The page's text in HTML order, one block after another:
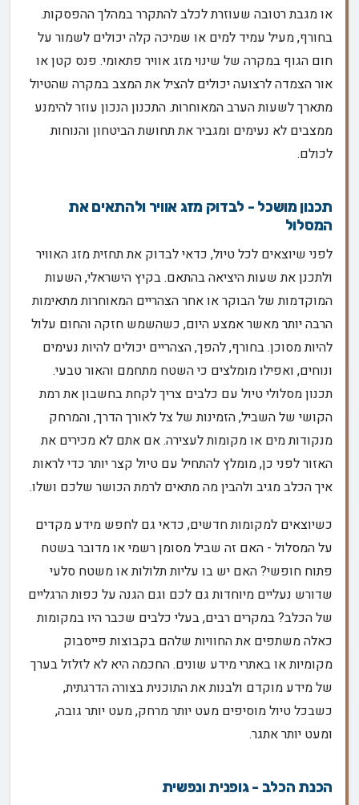
או מגבת רטובה שעוזרת לכלב להתקרר במהלך ההפסקות.
בחורף, מעיל עמיד למים או שמיכה קלה יכולים לשמור על
חום הגוף במקרה של שינוי מזג אוויר פתאומי. פנס קטן או
אור הצמדה לרצועה יכולים להציל את המצב במקרה שהטיול
מתארך לשעות הערב המאוחרות. התכנון הנכון עוזר להימנע
ממצבים לא נעימים ומגביר את תחושת הביטחון והנוחות
לכולם.
תכנון מושכל - לבדוק מזג אוויר ולהתאים את
המסלול
לפני שיוצאים לכל טיול, כדאי לבדוק את תחזית מזג האוויר
ולתכנן את שעות היציאה בהתאם. בקיץ הישראלי, השעות
המוקדמות של הבוקר או אחר הצהריים המאוחרות מתאימות
הרבה יותר מאשר אמצע היום, כשהשמש חזקה והחום עלול
להיות מסוכן. בחורף, להפך, הצהריים יכולים להיות נעימים
ונוחים, ואפילו מומלצים כי השטח מתחמם והאור טבעי.
תכנון מסלולי טיול עם כלבים צריך לקחת בחשבון את רמת
הקושי של השביל, הזמינות של צל לאורך הדרך, והמרחק
מנקודות מים או מקומות לעצירה. אם אתם לא מכירים את
האזור לפני כן, מומלץ להתחיל עם טיול קצר יותר כדי לראות
איך הכלב מגיב ולהבין מה מתאים לרמת הכושר שלכם ושלו.
כשיוצאים למקומות חדשים, כדאי גם לחפש מידע מקדים
על המסלול - האם זה שביל מסומן רשמי או מדובר בשטח
פתוח חופשי? האם יש בו עליות תלולות או משטח סלעי
שדורש נעליים מיוחדות גם לכם וגם הגנה על כפות הרגליים
של הכלב? במקרים רבים, בעלי כלבים שכבר היו במקומות
כאלה משתפים את החוויות שלהם בקבוצות פייסבוק
מקומיות או באתרי מידע שונים. החכמה היא לא לזלזל בערך
של מידע מוקדם ולבנות את התוכנית בצורה הדרגתית,
כשבכל טיול מוסיפים מעט יותר מרחק, מעט יותר גובה,
ומעט יותר אתגר.
הכנת הכלב - גופנית ונפשית